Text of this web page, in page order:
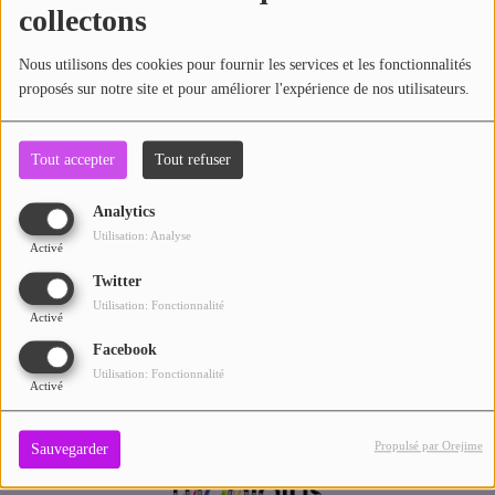
collectons
Nous utilisons des cookies pour fournir les services et les fonctionnalités
proposés sur notre site et pour améliorer l'expérience de nos utilisateurs.
Tout accepter Tout refuser
Analytics
Activé
Utilisation: Analyse
Twitter
Activé
Utilisation: Fonctionnalité
Facebook
Activé
Utilisation: Fonctionnalité
Sauvegarder Propulsé par Orejime
ARTISTES
PLAYLIST
TITRES DIFFUSÉS
PHOTOS
PODCASTS
DÉDICACES
Commentaires(0)
Connectez-vous pour commenter cet article